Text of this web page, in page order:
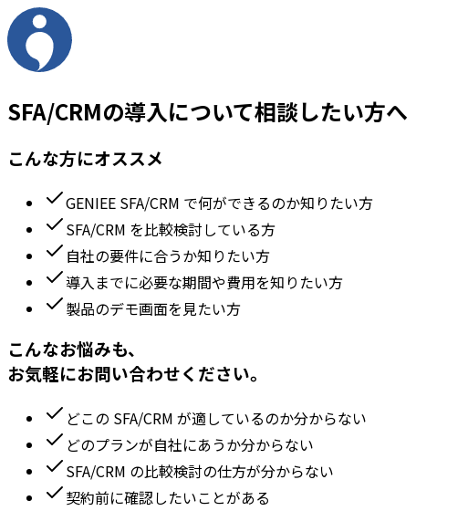
SFA/CRMの導入について相談したい方へ
こんな方にオススメ
GENIEE SFA/CRM で何ができるのか知りたい方
SFA/CRM を比較検討している方
自社の要件に合うか知りたい方
導入までに必要な期間や費用を知りたい方
製品のデモ画面を見たい方
こんなお悩みも、
お気軽にお問い合わせください。
どこの SFA/CRM が適しているのか分からない
どのプランが自社にあうか分からない
SFA/CRM の比較検討の仕方が分からない
契約前に確認したいことがある